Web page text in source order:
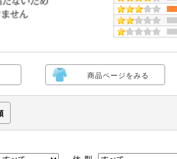
商品ページをみる